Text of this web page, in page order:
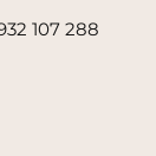
107 288